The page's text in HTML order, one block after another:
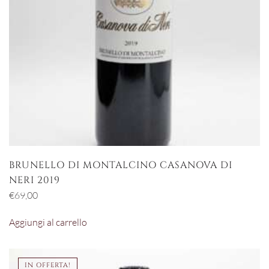
BRUNELLO DI MONTALCINO CASANOVA DI
NERI 2019
€69,00
Aggiungi al carrello
IN OFFERTA!